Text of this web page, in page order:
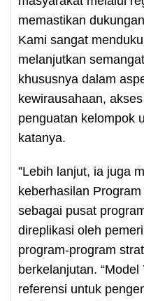
memastikan
Kami sangat
melanjutkan
khususnya dalam
kewirausahaan,
penguatan kelompok
katanya.
”Lebih lanjut, ia juga
keberhasilan
sebagai pusat
direplikasi oleh
program-program
berkelanjutan.
referensi untuk